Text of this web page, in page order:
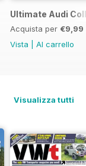
Ultimate Audi
Acquista per €9,99
Vista
Al carrello
Visualizza tutti